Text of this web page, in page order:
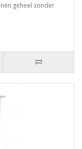
geheel zonder